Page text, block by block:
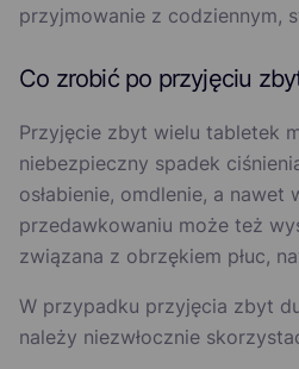
przyjmowanie z codziennym,
Co zrobić po przyjęciu
Przyjęcie zbyt wielu tabletek
niebezpieczny spadek
osłabienie, omdlenie, a nawet
przedawkowaniu może też
związana z obrzękiem płuc,
W przypadku przyjęcia zbyt
należy niezwłocznie